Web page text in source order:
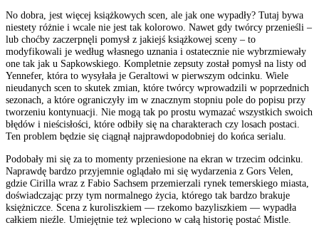
No dobra, jest więcej książkowych scen, ale jak one wypadły? Tutaj bywa
niestety różnie i wcale nie jest tak kolorowo. Nawet gdy twórcy przenieśli –
lub choćby zaczerpnęli pomysł z jakiejś książkowej sceny – to
modyfikowali je według własnego uznania i ostatecznie nie wybrzmiewały
one tak jak u Sapkowskiego. Kompletnie zepsuty został pomysł na listy od
Yennefer, która to wysyłała je Geraltowi w pierwszym odcinku. Wiele
nieudanych scen to skutek zmian, które twórcy wprowadzili w poprzednich
sezonach, a które ograniczyły im w znacznym stopniu pole do popisu przy
tworzeniu kontynuacji. Nie mogą tak po prostu wymazać wszystkich swoich
błędów i nieścisłości, które odbiły się na charakterach czy losach postaci.
Ten problem będzie się ciągnął najprawdopodobniej do końca serialu.
Podobały mi się za to momenty przeniesione na ekran w trzecim odcinku.
Naprawdę bardzo przyjemnie oglądało mi się wydarzenia z Gors Velen,
gdzie Cirilla wraz z Fabio Sachsem przemierzali rynek temerskiego miasta,
doświadczając przy tym normalnego życia, którego tak bardzo brakuje
księżniczce. Scena z kuroliszkiem — rzekomo bazyliszkiem — wypadła
całkiem nieźle. Umiejętnie też wpleciono w całą historię postać Mistle.